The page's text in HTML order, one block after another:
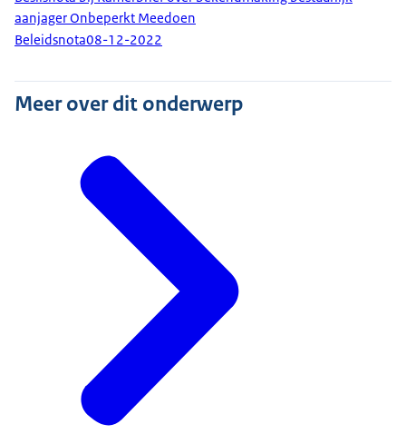
aanjager Onbeperkt Meedoen
Beleidsnota08-12-2022
Meer over dit onderwerp